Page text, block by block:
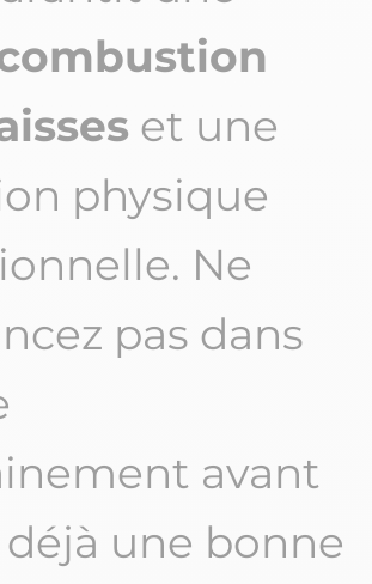
et une
physique
Ne
pas dans
avant
déjà une bonne